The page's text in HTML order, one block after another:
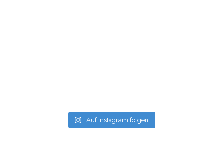
Auf Instagram folgen